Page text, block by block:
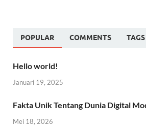
POPULAR COMMENTS TAGS
Hello world!
Januari 19, 2025
Fakta Unik Tentang Dunia Digital
Mei 18, 2026